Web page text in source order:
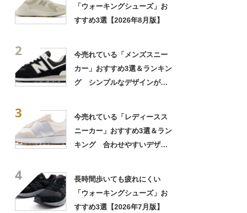
「ウォーキングシューズ」お
すすめ3選【2026年8月版】
2
今売れている「メンズスニー
カー」おすすめ3選＆ランキン
グ シンプルなデザインが人
3
今売れている「レディースス
ニーカー」おすすめ3選＆ラン
キング 合わせやすいデザイ
4
長時間歩いても疲れにくい
「ウォーキングシューズ」お
すすめ3選【2026年7月版】